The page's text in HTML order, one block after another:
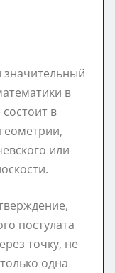
значительный
в
в
или
постулата
точку, не
одна